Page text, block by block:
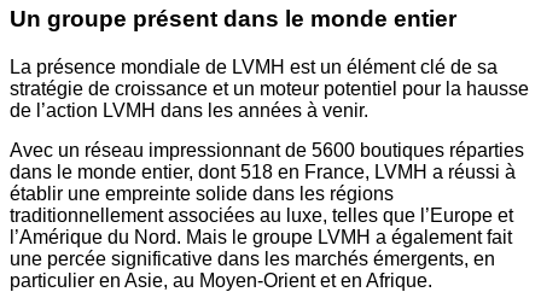
Un groupe présent dans le monde entier
La présence mondiale de LVMH est un élément clé de sa
stratégie de croissance et un moteur potentiel pour la hausse
de l’action LVMH dans les années à venir.
Avec un réseau impressionnant de 5600 boutiques réparties
dans le monde entier, dont 518 en France, LVMH a réussi à
établir une empreinte solide dans les régions
traditionnellement associées au luxe, telles que l’Europe et
l’Amérique du Nord. Mais le groupe LVMH a également fait
une percée significative dans les marchés émergents, en
particulier en Asie, au Moyen-Orient et en Afrique.